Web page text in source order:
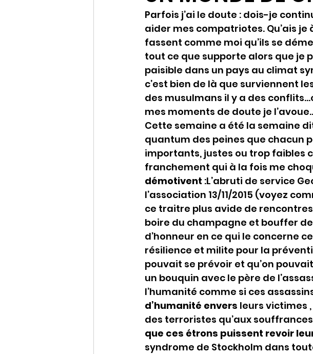
Parfois j’ai le doute : dois-je
aider mes compatriotes. Qu’ais
fassent comme moi qu’ils se
tout ce que supporte alors que je
paisible dans un pays au climat
c’est bien de là que surviennent
des musulmans il y a des
mes moments de doute je
Cette semaine a été la semaine
quantum des peines que chacun
importants, justes ou trop faibles
franchement qui à la fois me
démotivent :L’abruti de service
l’association 13/11/2015 (voyez
ce traitre plus avide de
boire du champagne et bouffer
d’honneur en ce qui le concerne
résilience et milite pour la
pouvait se prévoir et qu’on
un bouquin avec le père de
l’humanité comme si ces
d’humanité envers leurs victimes
des terroristes qu’aux
que ces étrons puissent revoir
syndrome de Stockholm dans